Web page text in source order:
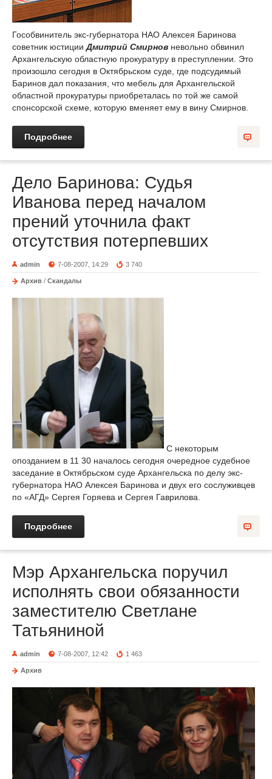
Гособвинитель экс-губернатора НАО Алексея Баринова
советник юстицииДмитрий Смирнов невольно обвинил
Архангельскую областную прокуратуру в преступлении. Это
произошло сегодня в Октябрьском суде, где подсудимый
Баринов дал показания, что мебель для Архангельской
областной прокуратуры приобреталась по той же самой
спонсорской схеме, которую вменяет ему в вину Смирнов.
Подробнее
Дело Баринова: Судья
Иванова перед началом
прений уточнила факт
отсутствия потерпевших
admin 7-08-2007, 14:29 3 740
Архив / Скандалы
С некоторым
опозданием в 11 30 началось сегодня очередное судебное
заседание в Октябрьском суде Архангельска по делу экс-
губернатора НАО Алексея Баринова и двух его сослуживцев
по «АГД» Сергея Горяева и Сергея Гаврилова.
Подробнее
Мэр Архангельска поручил
исполнять свои обязанности
заместителю Светлане
Татьяниной
admin 7-08-2007, 12:42 1 463
Архив